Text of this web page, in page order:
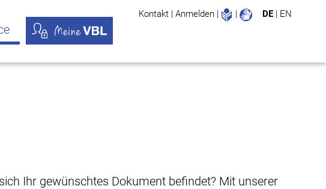
Kontakt | Anmelden | Leichte Sprache
| DE | EN
Ihr gewünschtes Dokument befindet? Mit unserer